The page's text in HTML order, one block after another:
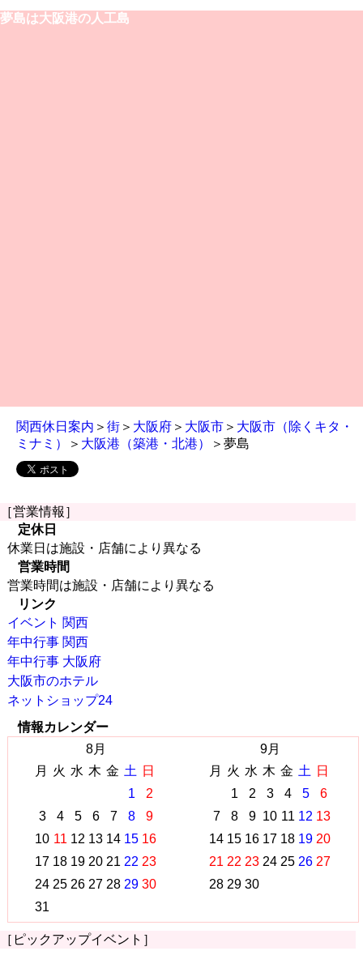
夢島は大阪港の人工島
関西休日案内 ＞ 街 ＞ 大阪府 ＞ 大阪市 ＞ 大阪市（除くキタ・
ミナミ）
＞ 大阪港（築港・北港） ＞夢島
［営業情報］
定休日
休業日は施設・店舗により異なる
営業時間
営業時間は施設・店舗により異なる
リンク
イベント 関西
年中行事 関西
年中行事 大阪府
大阪市のホテル
ネットショップ24
情報カレンダー
8月
月
火 水 木 金 土
日
1
2
3
4 5 6 7 8
9
10 11 12 13 14 15 16
17 18 19 20 21 22 23
24 25 26 27 28 29 30
31
9月
月
火 水 木 金 土
日
1
2 3 4 5
6
7
8 9 10 11 12 13
14 15 16 17 18 19 20
21 22 23 24 25 26 27
28 29 30
［ピックアップイベント］